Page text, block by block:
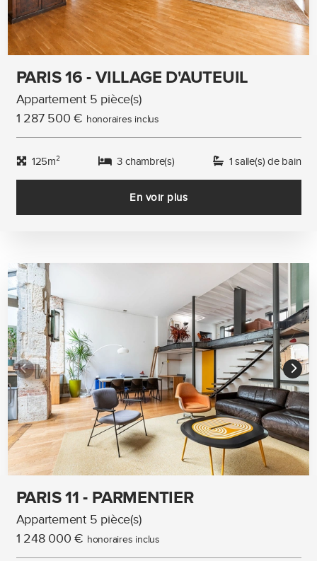
PARIS 16 - VILLAGE D'AUTEUIL
Appartement 5 pièce(s)
1 287 500 € honoraires inclus
125m² 3 chambre(s) 1 salle(s) de bain
En voir plus
PARIS 11 - PARMENTIER
Appartement 5 pièce(s)
1 248 000 € honoraires inclus